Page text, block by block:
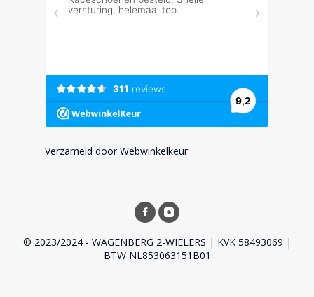
Verzameld door Webwinkelkeur
© 2023/2024 - WAGENBERG 2-WIELERS | KVK 58493069 |
BTW NL853063151B01